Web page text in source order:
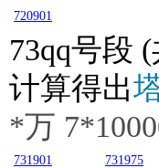
720901
73qq号段
计算得出
*万 7
731901 731975